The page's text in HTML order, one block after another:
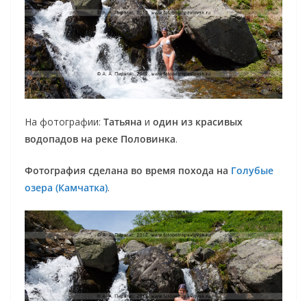
На фотографии: Татьяна и один из красивых
водопадов на реке Половинка.
Фотография сделана во время похода на Голубые
озера (Камчатка).